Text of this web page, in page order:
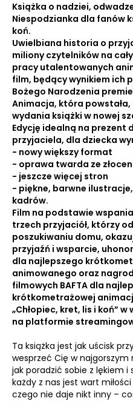
Książka o nadziei,
Niespodzianka dla fanów
koń.
Uwielbiana historia o
miliony czytelników na
pracy utalentowanych
film, będący wynikiem ich
Bożego Narodzenia
Animacja, która
wydania książki w nowej
Edycję idealną na prezent
przyjaciela, dla dziecka
- nowy większy format
- oprawa twarda ze
- jeszcze więcej stron
- piękne, barwne
kadrów.
Film na podstawie
trzech przyjaciół, którzy
poszukiwaniu domu,
przyjaźń i wsparcie,
dla najlepszego
animowanego oraz
filmowych BAFTA dla
krótkometrażowej
„Chłopiec, kret, lis i koń”
na platformie
Ta książka jest jak uścisk
wesprzeć Cię w
jak poradzić sobie z lękiem
każdy z nas jest wart
czego nie daje nikt inny –